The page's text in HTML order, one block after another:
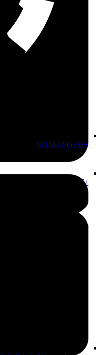
+971567206337
+971567206337